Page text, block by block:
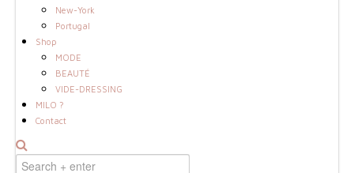
New-York
Portugal
Shop
MODE
BEAUTÉ
VIDE-DRESSING
MILO ?
Contact